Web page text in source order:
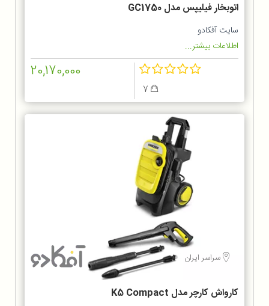
اتوبخار فیلیپس مدل GC1750
سایت آفکادو
اطلاعات بیشتر...
20,170,000
سراسر ایران
کارواش کارچر مدل K5 Compact